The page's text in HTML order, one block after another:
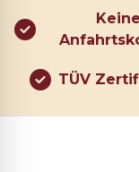
Keine
TÜV